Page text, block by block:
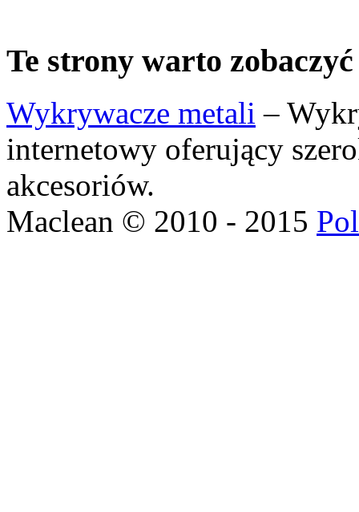
Te strony warto zobaczyć
Wykrywacze metali –
internetowy oferujący
akcesoriów.
Maclean © 2010 - 2015